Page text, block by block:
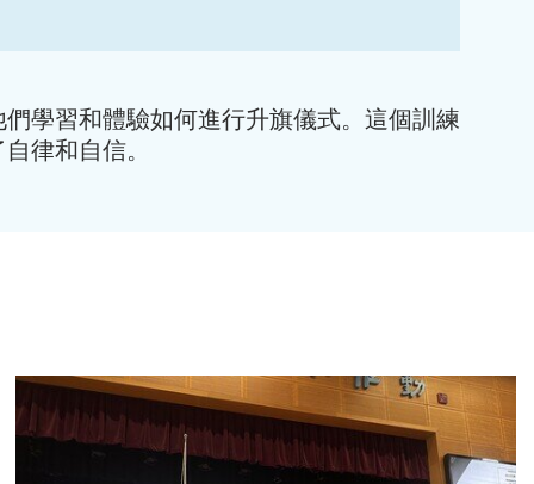
學習和體驗如何進行升旗儀式。這個訓練
律和自信。